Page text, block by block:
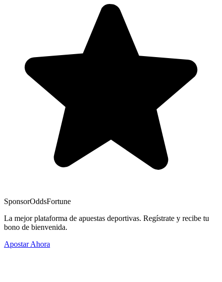
SponsorOddsFortune
La mejor plataforma de apuestas deportivas. Regístrate y recibe tu
bono de bienvenida.
Apostar Ahora